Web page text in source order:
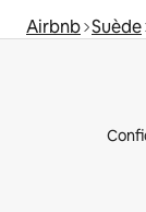
Airbnb Suède